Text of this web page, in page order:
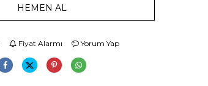
HEMEN AL
Fiyat Alarmı Yorum Yap